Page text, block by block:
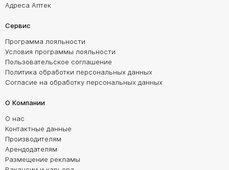
Адреса Аптек
Сервис
Программа лояльности
Условия программы лояльности
Пользовательское соглашение
Политика обработки персональных данных
Согласие на обработку персональных данных
О Компании
О нас
Контактные данные
Производителям
Арендодателям
Размещение рекламы